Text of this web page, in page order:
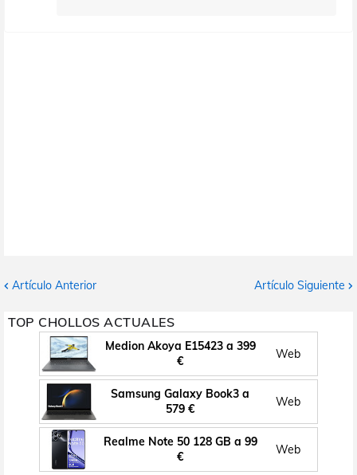
Artículo Anterior Artículo Siguiente
TOP CHOLLOS ACTUALES
Medion Akoya E15423 a 399
€
Web
Samsung Galaxy Book3 a
579 €
Web
Realme Note 50 128 GB a 99
€
Web